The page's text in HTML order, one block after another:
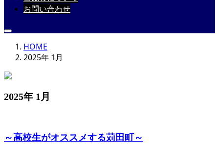
お問い合わせ
HOME
2025年 1月
2025年 1月
～高校生がオススメする苅田町～